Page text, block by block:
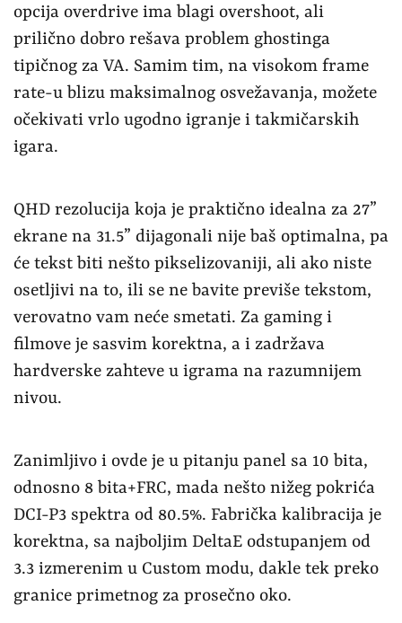
opcija overdrive ima blagi overshoot, ali
prilično dobro rešava problem ghostinga
tipičnog za VA. Samim tim, na visokom frame
rate-u blizu maksimalnog osvežavanja, možete
očekivati vrlo ugodno igranje i takmičarskih
igara.
QHD rezolucija koja je praktično idealna za 27”
ekrane na 31.5” dijagonali nije baš optimalna, pa
će tekst biti nešto pikselizovaniji, ali ako niste
osetljivi na to, ili se ne bavite previše tekstom,
verovatno vam neće smetati. Za gaming i
filmove je sasvim korektna, a i zadržava
hardverske zahteve u igrama na razumnijem
nivou.
Zanimljivo i ovde je u pitanju panel sa 10 bita,
odnosno 8 bita+FRC, mada nešto nižeg pokrića
DCI-P3 spektra od 80.5%. Fabrička kalibracija je
korektna, sa najboljim DeltaE odstupanjem od
3.3 izmerenim u Custom modu, dakle tek preko
granice primetnog za prosečno oko.